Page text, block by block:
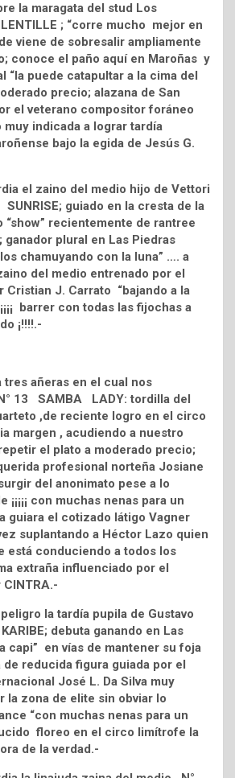
la maragata del stud Los
; “corre mucho mejor en
viene de sobresalir ampliamente
conoce el paño aquí en Maroñas y
“la puede catapultar a la cima del
precio; alazana de San
el veterano compositor foráneo
muy indicada a lograr tardía
bajo la egida de Jesús G.
el zaino del medio hijo de Vettori
guiado en la cresta de la
“show” recientemente de rantree
ganador plural en Las Piedras
chamuyando con la luna” …. a
del medio entrenado por el
Cristian J. Carrato “bajando a la
barrer con todas las fijochas a
¡!!!!.-
tres añeras en el cual nos
13 SAMBA LADY: tordilla del
,de reciente logro en el circo
margen , acudiendo a nuestro
el plato a moderado precio;
profesional norteña Josiane
del anonimato pese a lo
con muchas nenas para un
guiara el cotizado látigo Vagner
suplantando a Héctor Lazo quien
está conduciendo a todos los
extraña influenciado por el
la tardía pupila de Gustavo
debuta ganando en Las
capi” en vías de mantener su foja
de reducida figura guiada por el
José L. Da Silva muy
la zona de elite sin obviar lo
“con muchas nenas para un
floreo en el circo limítrofe la
de la verdad.-